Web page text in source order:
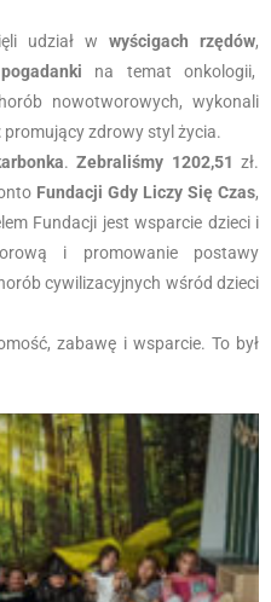
udział w wyścigach rzędów,
pogadanki na temat onkologii,
nowotworowych, wykonali
promujący zdrowy styl życia.
.Zebraliśmy 1202,51 zł.
Fundacji Gdy Liczy Się Czas,
Fundacji jest wsparcie dzieci i
i promowanie postawy
cywilizacyjnych wśród dzieci
zabawę i wsparcie. To był